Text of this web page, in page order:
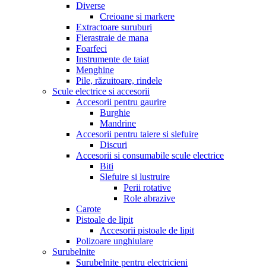
Diverse
Creioane si markere
Extractoare suruburi
Fierastraie de mana
Foarfeci
Instrumente de taiat
Menghine
Pile, răzuitoare, rindele
Scule electrice si accesorii
Accesorii pentru gaurire
Burghie
Mandrine
Accesorii pentru taiere si slefuire
Discuri
Accesorii si consumabile scule electrice
Biti
Slefuire si lustruire
Perii rotative
Role abrazive
Carote
Pistoale de lipit
Accesorii pistoale de lipit
Polizoare unghiulare
Surubelnite
Surubelnite pentru electricieni